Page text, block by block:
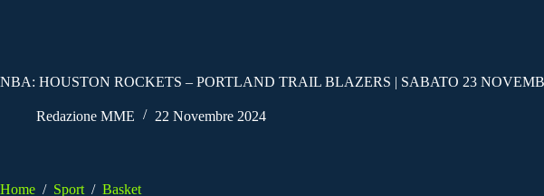
NBA: HOUSTON ROCKETS – PORTLAND TRAIL BLAZERS | SABATO 23
Redazione MME 22 Novembre 2024
Home / Sport / Basket